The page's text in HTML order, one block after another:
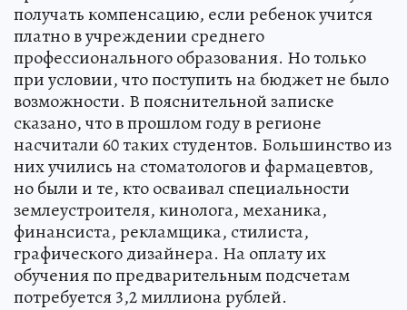
получать компенсацию, если ребенок учится
платно в учреждении среднего
профессионального образования. Но только
при условии, что поступить на бюджет не было
возможности. В пояснительной записке
сказано, что в прошлом году в регионе
насчитали 60 таких студентов. Большинство из
них учились на стоматологов и фармацевтов,
но были и те, кто осваивал специальности
землеустроителя, кинолога, механика,
финансиста, рекламщика, стилиста,
графического дизайнера. На оплату их
обучения по предварительным подсчетам
потребуется 3,2 миллиона рублей.